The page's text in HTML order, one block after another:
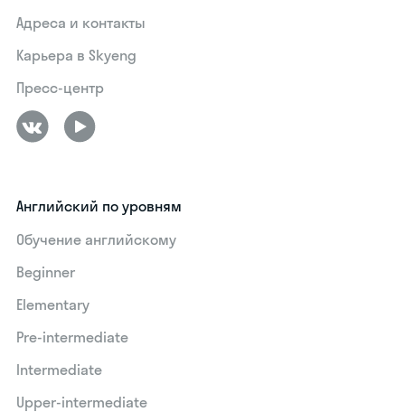
Адреса и контакты
Карьера в Skyeng
Пресс-центр
Английский по уровням
Обучение английскому
Beginner
Elementary
Pre-intermediate
Intermediate
Upper-intermediate